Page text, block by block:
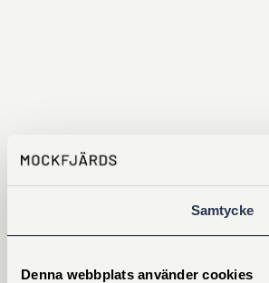
Samtycke
Denna webbplats använder cookies